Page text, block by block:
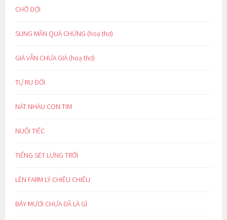
CHỜ ĐỢI
SUNG MÃN QUÁ CHỪNG (hoạ thơ)
GIÀ VẪN CHƯA GIÀ (hoạ thơ)
TỰ RU ĐỜI
NÁT NHÀU CON TIM
NUỐI TIẾC
TIẾNG SÉT LƯNG TRỜI
LÊN FARM LÝ CHIỀU CHIỀU
BẢY MƯƠI CHƯA ĐÃ LÀ GÌ